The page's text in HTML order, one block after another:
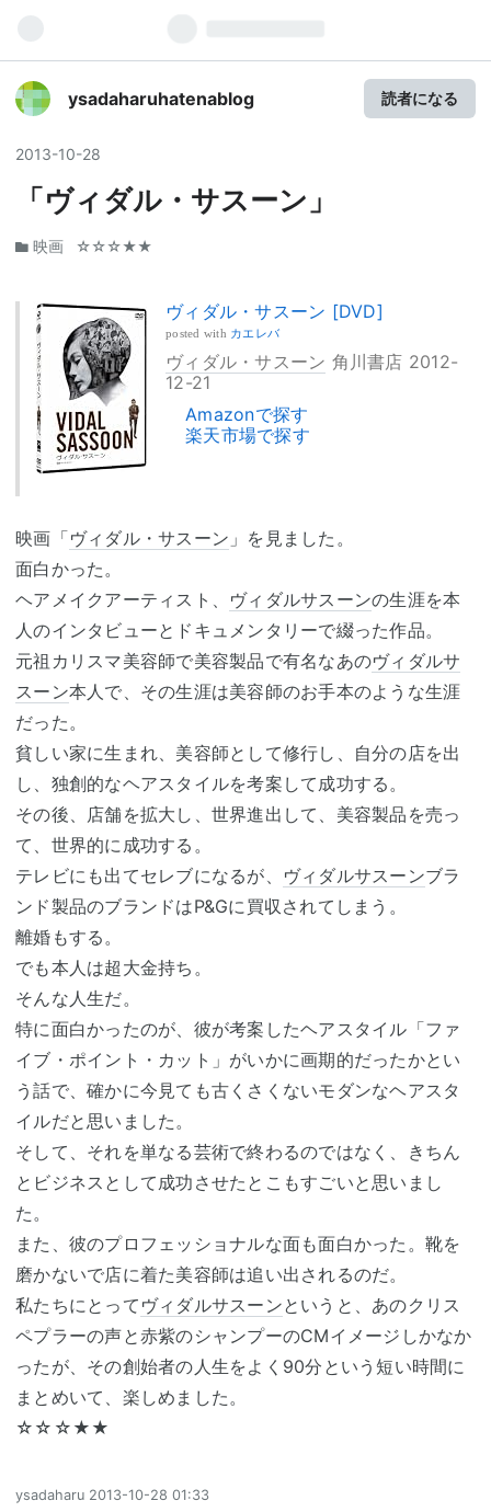
ysadaharuhatenablog 読者になる
2013-10-28
「ヴィダル・サスーン」
映画 ☆☆☆★★
ヴィダル・サスーン [DVD]
posted with カエレバ
ヴィダル・サスーン 角川書店 2012-
12-21
Amazonで探す
楽天市場で探す
映画「ヴィダル・サスーン 」を見ました。
面白かった。
ヘアメイクアーティスト、 ヴィダルサスーンの生涯を本
人のインタビューとドキュメンタリーで綴った作品。
元祖カリスマ美容師で美容製品で有名なあのヴィダルサ
スーン本人で、その生涯は美容師のお手本のような生涯
だった。
貧しい家に生まれ、美容師として修行し、自分の店を出
し、独創的なヘアスタイルを考案して成功する。
その後、店舗を拡大し、世界進出して、美容製品を売っ
て、世界的に成功する。
テレビにも出てセレブになるが、
ヴィダルサスーンブラ
ンド製品のブランドはP&Gに買収されてしまう。
離婚もする。
でも本人は超大金持ち。
そんな人生だ。
特に面白かったのが、彼が考案したヘアスタイル「ファ
イブ・ポイント・カット」がいかに画期的だったかとい
う話で、確かに今見ても古くさくないモダンなヘアスタ
イルだと思いました。
そして、それを単なる芸術で終わるのではなく、きちん
とビジネスとして成功させたとこもすごいと思いまし
た。
また、彼のプロフェッショナルな面も面白かった。靴を
磨かないで店に着た美容師は追い出されるのだ。
私たちにとって ヴィダルサスーンというと、あのクリス
ペプラーの声と赤紫のシャンプーのCMイメージしかなか
ったが、その創始者の人生をよく90分という短い時間に
まとめいて、楽しめました。
☆☆☆★★
ysadaharu 2013-10-28 01:33